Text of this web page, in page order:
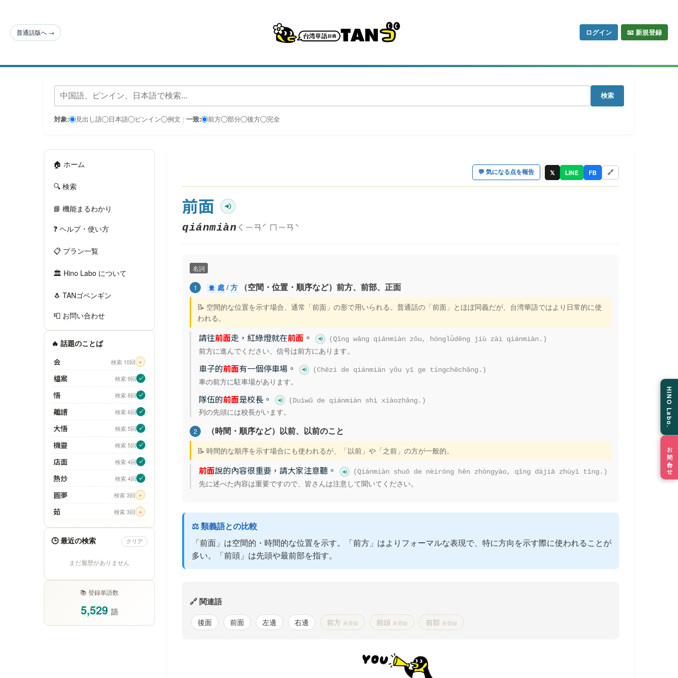
普通話版へ → ログイン 📧 新規登録
検索
対象: 見出し語 日本語 ピンイン 例文 | 一致: 前方 部分 後方 完全
🏠 ホーム
🔍 検索
📘 機能まるわかり
❓ ヘルプ・使い方
📋 プラン一覧
🏛 Hino Labo について
🐧 TANゴペンギン
📮 お問い合わせ
🔥 話題のことば
会
検索 10回 +
檔案 検索 9回 ✓
悟 検索 8回 ✓
離譜 検索 6回 ✓
大悟 検索 5回 ✓
機靈 検索 5回 ✓
店面 検索 4回 ✓
熱炒 検索 4回 ✓
圓夢 検索 3回 +
茹 検索 3回 +
🕒 最近の検索 クリア
まだ履歴がありません
📚 登録単語数
5,529 語
💬 気になる点を報告 𝕏 LINE FB 🔗
前面
qiánmiàn ㄑㄧㄢˊ ㄇㄧㄢˋ
名詞
1 量 處 / 方 （空間・位置・順序など）前方、前部、正面
📝 空間的な位置を示す場合、通常「前面」の形で用いられる。普通話の「前面」とほぼ同義だが、台湾華語ではより日常的に使
われる。
請往前面走，紅綠燈就在前面 。 (Qǐng wǎng qiánmiàn zǒu, hónglǜdēng jiù zài qiánmiàn.)
前方に進んでください、信号は前方にあります。
車子的前面有一個停車場。 (Chēzi de qiánmiàn yǒu yī ge tíngchēchǎng.)
車の前方に駐車場があります。
隊伍的前面是校長。 (Duìwǔ de qiánmiàn shì xiàozhǎng.)
列の先頭には校長がいます。
2 （時間・順序など）以前、以前のこと
📝 時間的な順序を示す場合にも使われるが、「以前」や「之前」の方が一般的。
前面說的內容很重要，請大家注意聽。 (Qiánmiàn shuō de nèiróng hěn zhòngyào, qǐng dàjiā zhùyì tīng.)
先に述べた内容は重要ですので、皆さんは注意して聞いてください。
⚖️ 類義語との比較
「前面」は空間的・時間的な位置を示す。「前方」はよりフォーマルな表現で、特に方向を示す際に使われることが
多い。「前頭」は先頭や最前部を指す。
🔗 関連語
後面 前面 左邊 右邊 前方 未登録 前頭 未登録 前部 未登録
HINO Labo.
お問い合わせ